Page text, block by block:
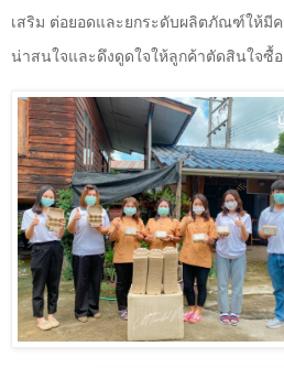
เสริม ต่อยอดและยกระดับผลิตภัณฑ์ให้มี
น่าสนใจและดึงดูดใจให้ลูกค้าตัดสินใจซื้